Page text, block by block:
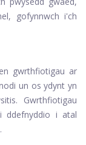
gofynnwch i'ch
gwrthfiotigau ar
un os ydynt yn
Gwrthfiotigau
i atal